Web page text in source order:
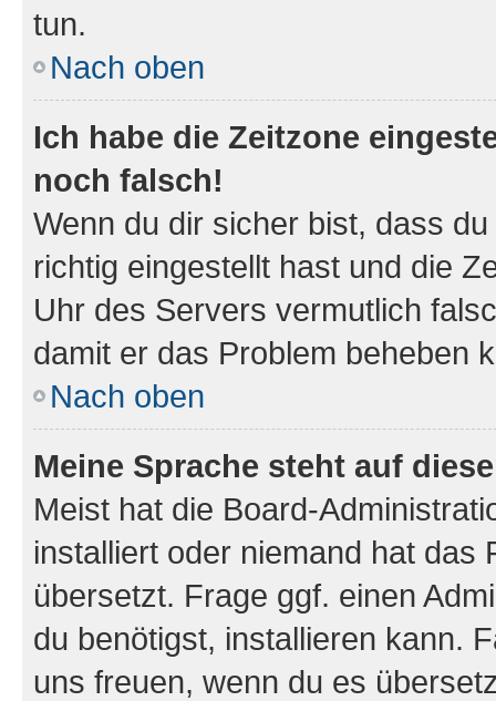
tun.
Nach oben
Ich habe die Zeitzone
noch falsch!
Wenn du dir sicher bist, dass
richtig eingestellt hast und die
Uhr des Servers vermutlich
damit er das Problem beheben
Nach oben
Meine Sprache steht auf
Meist hat die Board-
installiert oder niemand hat das
übersetzt. Frage ggf. einen
du benötigst, installieren kann.
uns freuen, wenn du es